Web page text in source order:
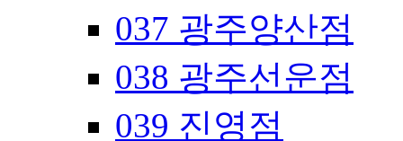
037 광주양산점
038 광주선운점
039 진영점